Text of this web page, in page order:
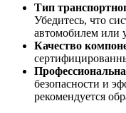
Тип
Убедитесь, что
автомобилем или
Качество
безопасности и
рекомендуется